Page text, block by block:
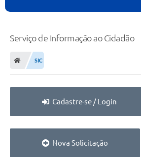
Serviço de Informação ao Cidadão
SIC
Cadastre-se / Login
Nova Solicitação